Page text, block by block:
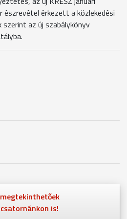
érkezett a közlekedési
az új szabálykönyv
is!